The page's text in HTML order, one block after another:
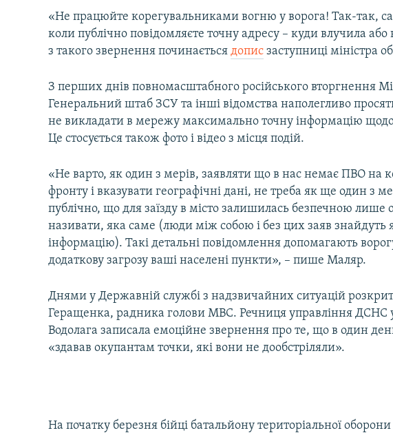
«Не працюйте корегувальниками вогню у ворога! Так-так,
коли публічно повідомляєте точну адресу – куди влучила або
з такого звернення починаєтьсядопис заступниці міністра
З перших днів повномасштабного російського вторгнення
Генеральний штаб ЗСУ та інші відомства наполегливо
не викладати в мережу максимально точну інформацію щодо
Це стосується також фото і відео з місця подій.
«Не варто, як один з мерів, заявляти що в нас немає ПВО на
фронту і вказувати географічні дані, не треба як ще один з
публічно, що для заїзду в місто залишилась безпечною лише
називати, яка саме (люди між собою і без цих заяв знайдуть
інформацію). Такі детальні повідомлення допомагають
додаткову загрозу ваші населені пункти», – пише Маляр.
Днями у Державній службі з надзвичайних ситуацій
Геращенка, радника голови МВС. Речниця управління ДСНС у
Водолага записала емоційне звернення про те, що в один
«здавав окупантам точки, які вони не дообстріляли».
На початку березня бійці батальйону територіальної